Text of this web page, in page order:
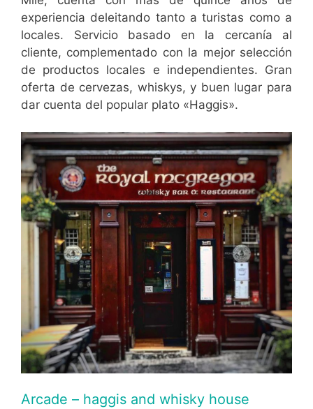
experiencia deleitando tanto a turistas como a
locales. Servicio basado en la cercanía al
cliente, complementado con la mejor selección
de productos locales e independientes. Gran
oferta de cervezas, whiskys, y buen lugar para
dar cuenta del popular plato «Haggis».
Arcade – haggis and whisky house